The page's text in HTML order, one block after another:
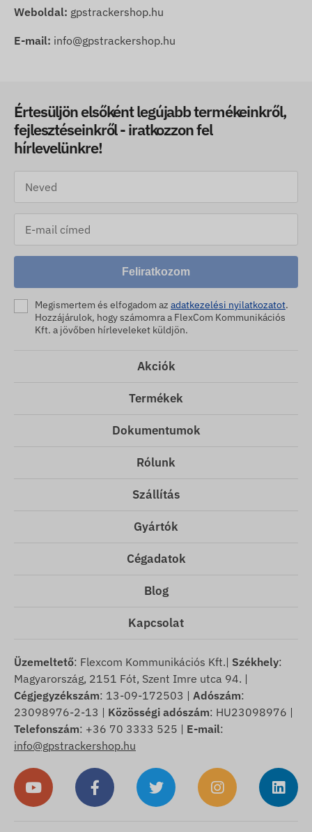
Weboldal: gpstrackershop.hu
E-mail: info@gpstrackershop.hu
Értesüljön elsőként legújabb termékeinkről,
fejlesztéseinkről - iratkozzon fel
hírlevelünkre!
Feliratkozom
Megismertem és elfogadom az adatkezelési nyilatkozatot.
Hozzájárulok, hogy számomra a FlexCom Kommunikációs
Kft. a jövőben hírleveleket küldjön.
Akciók
Termékek
Dokumentumok
Rólunk
Szállítás
Gyártók
Cégadatok
Blog
Kapcsolat
Üzemeltető: Flexcom Kommunikációs Kft.| Székhely:
Magyarország, 2151 Fót, Szent Imre utca 94. |
Cégjegyzékszám: 13-09-172503 | Adószám:
23098976-2-13 | Közösségi adószám: HU23098976 |
Telefonszám: +36 70 3333 525 | E-mail:
info@gpstrackershop.hu